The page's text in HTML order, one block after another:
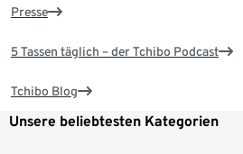
Presse
5 Tassen täglich – der Tchibo Podcast
Tchibo Blog
Unsere beliebtesten Kategorien